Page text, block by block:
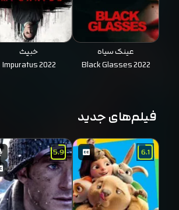
عینک سیاه
Black Glasses 2022
خبیث
Impuratus 2022
فیلم‌های جدید
6.1
5.9